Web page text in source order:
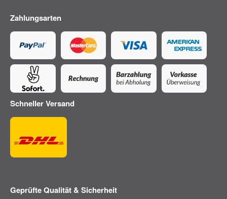
Zahlungsarten
Schneller Versand
Geprüfte Qualität & Sicherheit